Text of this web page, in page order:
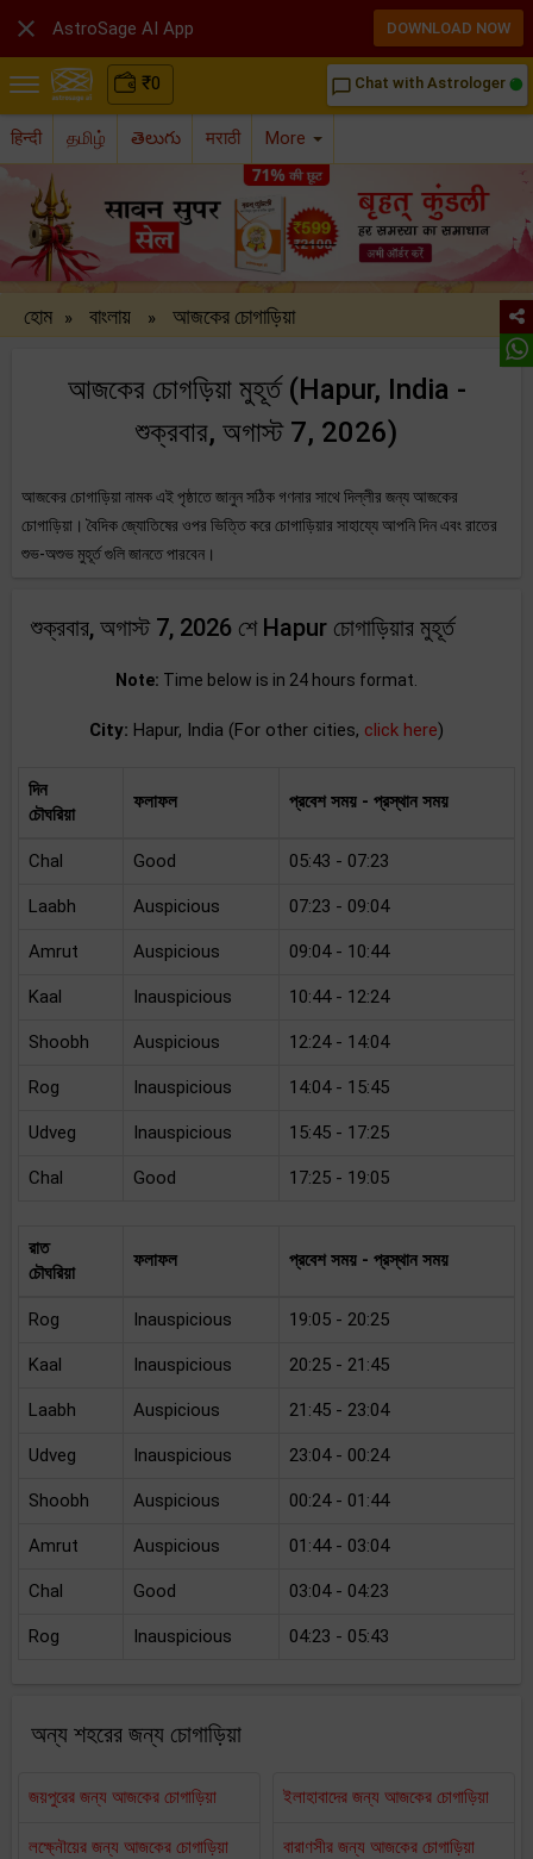
₹0 chat_bubble_outline Chat with Astrologer
हिन्दी தமிழ் తెలుగు मराठी More
হোম » বাংলায় » আজকের চোগাড়িয়া
আজকের চোগড়িয়া মুহূর্ত (Hapur, India -
শুক্রবার, অগাস্ট 7, 2026)
আজকের চোগাড়িয়া নামক এই পৃষ্ঠাতে জানুন সঠিক গণনার সাথে দিল্লীর জন্য আজকের
চোগাড়িয়া। বৈদিক জ্যোতিষের ওপর ভিত্তি করে চোগাড়িয়ার সাহায্যে আপনি দিন এবং রাতের
শুভ-অশুভ মুহূর্ত গুলি জানতে পারবেন।
শুক্রবার, অগাস্ট 7, 2026 শে Hapur চোগাড়িয়ার মুহূর্ত
Note: Time below is in 24 hours format.
City: Hapur, India (For other cities, click here)
দিন
চৌঘরিয়া
ফলাফল প্রবেশ সময় - প্রস্থান সময়
Chal Good 05:43 - 07:23
Laabh Auspicious 07:23 - 09:04
Amrut Auspicious 09:04 - 10:44
Kaal Inauspicious 10:44 - 12:24
Shoobh Auspicious 12:24 - 14:04
Rog Inauspicious 14:04 - 15:45
Udveg Inauspicious 15:45 - 17:25
Chal Good 17:25 - 19:05
রাত
চৌঘরিয়া
ফলাফল প্রবেশ সময় - প্রস্থান সময়
Rog Inauspicious 19:05 - 20:25
Kaal Inauspicious 20:25 - 21:45
Laabh Auspicious 21:45 - 23:04
Udveg Inauspicious 23:04 - 00:24
Shoobh Auspicious 00:24 - 01:44
Amrut Auspicious 01:44 - 03:04
Chal Good 03:04 - 04:23
Rog Inauspicious 04:23 - 05:43
অন্য শহরের জন্য চোগাড়িয়া
জয়পুরের জন্য আজকের চোগাড়িয়া
লক্ষ্নৌয়ের জন্য আজকের চোগাড়িয়া
ইলাহাবাদের জন্য আজকের চোগাড়িয়া
বারাণসীর জন্য আজকের চোগাড়িয়া
 AstroSage AI App DOWNLOAD NOW